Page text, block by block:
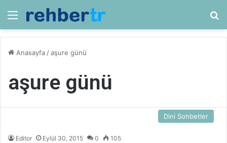
Menü
Anasayfa /aşure günü
aşure günü
Dini Sohbetler
Editor Eylül 30, 2015 0 105